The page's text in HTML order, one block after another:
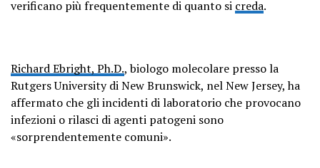
verificano più frequentemente di quanto si creda.
Richard Ebright, Ph.D., biologo molecolare presso la
Rutgers University di New Brunswick, nel New Jersey, ha
affermato che gli incidenti di laboratorio che provocano
infezioni o rilasci di agenti patogeni sono
«sorprendentemente comuni».